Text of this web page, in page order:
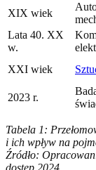
XIX wiek
Lata 40. XX
w.
XXI wiek
2023 r.
Tabela 1:
i ich wpływ na
Źródło: